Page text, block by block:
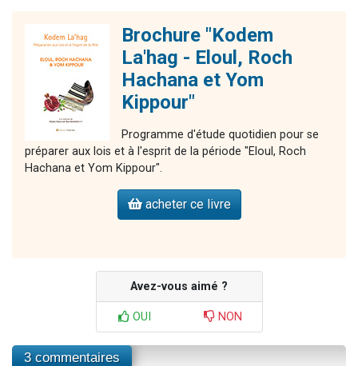
Brochure "Kodem
La'hag - Eloul, Roch
Hachana et Yom
Kippour"
Programme d'étude quotidien pour se
préparer aux lois et à l'esprit de la période "Eloul, Roch
Hachana et Yom Kippour".
acheter ce livre
Avez-vous aimé ?
OUI NON
3 commentaires